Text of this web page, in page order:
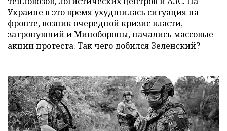
Украине в это время ухудшилась ситуация на
фронте, возник очередной кризис власти,
затронувший и Минобороны, начались массовые
акции протеста. Так чего добился Зеленский?